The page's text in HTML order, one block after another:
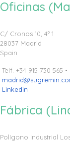
Oficinas
C/ Cronos 10, 4º 1
28037 Madrid
Spain
Telf. +34 915 730 565
Linkedin
Fábrica
Polígono Industrial